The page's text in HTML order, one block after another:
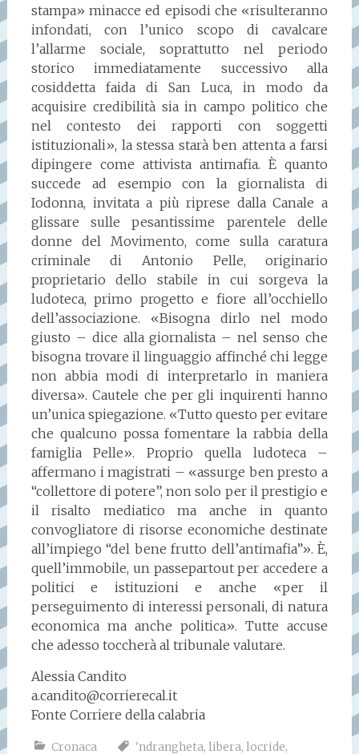
stampa» minacce ed episodi che «risulteranno
infondati, con l’unico scopo di cavalcare
l’allarme sociale, soprattutto nel periodo
storico immediatamente successivo alla
cosiddetta faida di San Luca, in modo da
acquisire credibilità sia in campo politico che
nel contesto dei rapporti con soggetti
istituzionali», la stessa starà ben attenta a farsi
dipingere come attivista antimafia. È quanto
succede ad esempio con la giornalista di
Iodonna, invitata a più riprese dalla Canale a
glissare sulle pesantissime parentele delle
donne del Movimento, come sulla caratura
criminale di Antonio Pelle, originario
proprietario dello stabile in cui sorgeva la
ludoteca, primo progetto e fiore all’occhiello
dell’associazione. «Bisogna dirlo nel modo
giusto – dice alla giornalista – nel senso che
bisogna trovare il linguaggio affinché chi legge
non abbia modi di interpretarlo in maniera
diversa». Cautele che per gli inquirenti hanno
un’unica spiegazione. «Tutto questo per evitare
che qualcuno possa fomentare la rabbia della
famiglia Pelle». Proprio quella ludoteca –
affermano i magistrati – «assurge ben presto a
“collettore di potere”, non solo per il prestigio e
il risalto mediatico ma anche in quanto
convogliatore di risorse economiche destinate
all’impiego “del bene frutto dell’antimafia”». È,
quell’immobile, un passepartout per accedere a
politici e istituzioni e anche «per il
perseguimento di interessi personali, di natura
economica ma anche politica». Tutte accuse
che adesso toccherà al tribunale valutare.
Alessia Candito
a.candito@corrierecal.it
Fonte Corriere della calabria
Cronaca 'ndrangheta, libera, locride,